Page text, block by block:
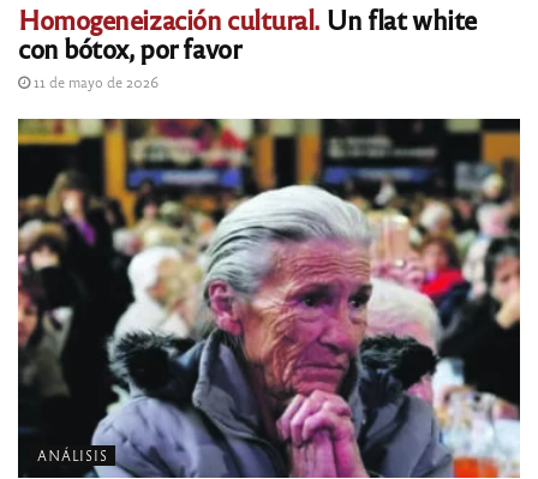
Homogeneización cultural. Un flat white
con bótox, por favor
11 de mayo de 2026
ANÁLISIS